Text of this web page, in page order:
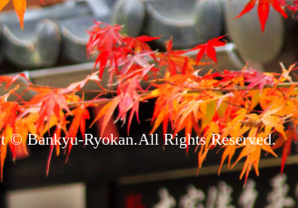
© Bankyu-Ryokan.All Rights Reserved.